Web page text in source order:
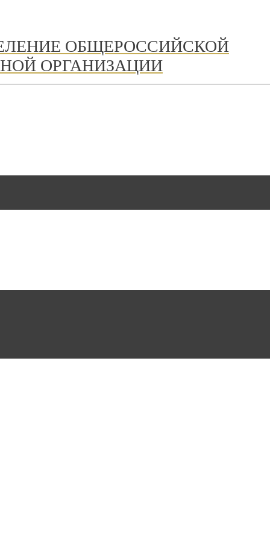
ОБЩЕРОССИЙСКОЙ
ОРГАНИЗАЦИИ